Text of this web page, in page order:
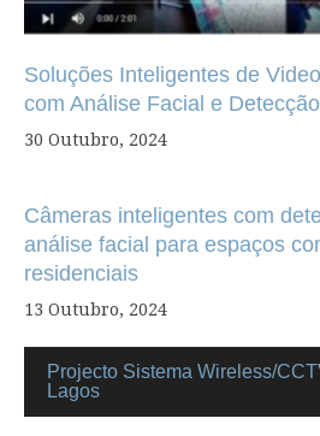
Soluções Inteligentes de
com Análise Facial e
30 Outubro, 2024
Câmeras inteligentes com
análise facial para espaços
residenciais
13 Outubro, 2024
Projecto Sistema Wireless/
Lagos